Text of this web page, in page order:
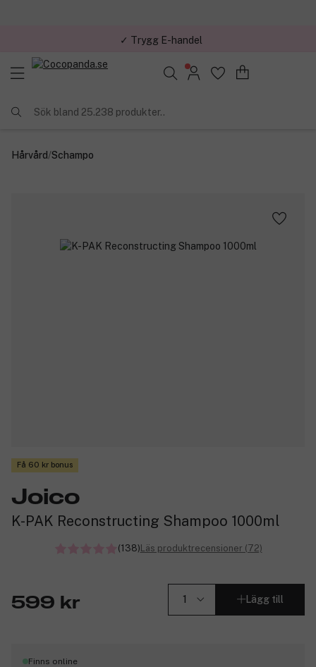
✓ Trygg E-handel
Sök bland 25.238 produkter..
Hårvård/Schampo
Få 60 kr bonus
Joico
K-PAK Reconstructing Shampoo 1000ml
(138)Läs produktrecensioner (72)
599 kr Lägg till
Finns online